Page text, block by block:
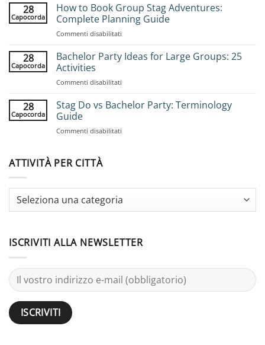
28
Capocorda
How to Book Group Stag Adventures:
Complete Planning Guide
Commenti disabilitati
to
Book
Complete
28
Capocorda
Bachelor Party Ideas for Large Groups: 25
Activities
Commenti disabilitati
Party
Ideas
28
Capocorda
Stag Do vs Bachelor Party: Terminology
Guide
Commenti disabilitati
Terminology
Guide
ATTIVITÀ PER CITTÀ
ISCRIVITI ALLA NEWSLETTER